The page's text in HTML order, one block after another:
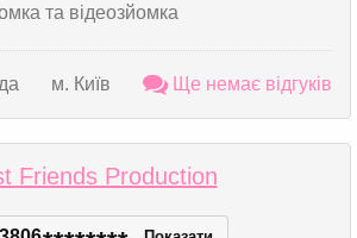
та відеозйомка
м. Київ Ще немає відгуків
Friends Production